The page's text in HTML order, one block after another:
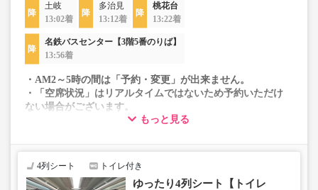
土岐
13:02着
多治見
13:12着
桃花台
13:22着
名鉄バスセンター【3階5番のりば】
13:56着
・AM2～5時の間は「予約・変更」が出来ません。
・「空席状況」はリアルタイムではないため予約いただけ
ない場合がございます。
・車両は予告なく変更となる場合がございます。これに伴
で、あらかじめご了承ください。
もっと見る
4列シート トイレ付き
ゆったり4列シート【トイレ